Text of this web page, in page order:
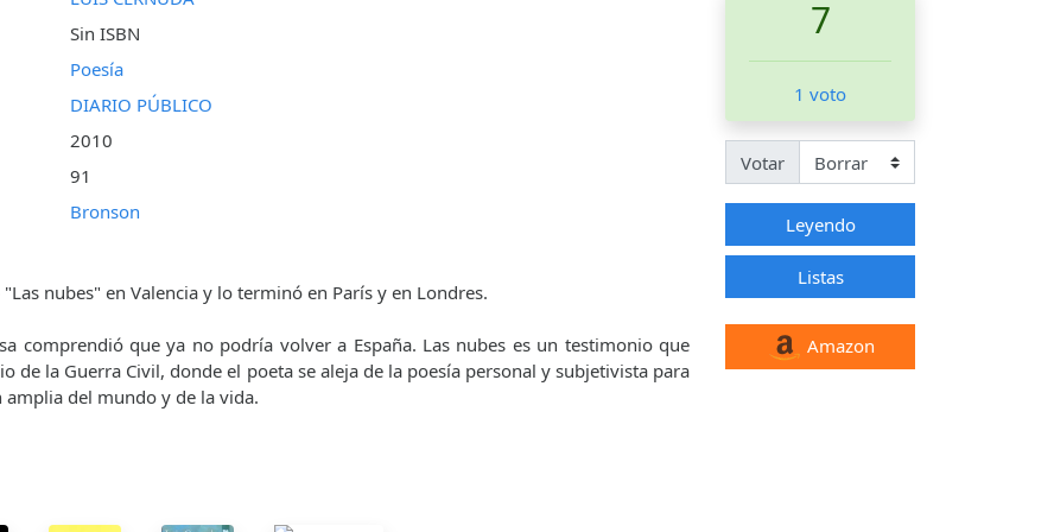
Sin ISBN
Poesía
DIARIO PÚBLICO
2010
91
Bronson
nubes" en Valencia y lo terminó en París y en Londres.
comprendió que ya no podría volver a España. Las nubes es un testimonio que
de la Guerra Civil, donde el poeta se aleja de la poesía personal y subjetivista para
amplia del mundo y de la vida.
7
1 voto
Votar
Leyendo
Listas
Amazon